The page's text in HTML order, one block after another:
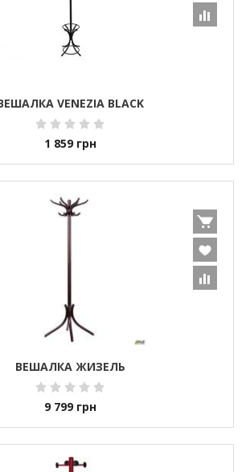
VENEZIA BLACK
1 859 грн
ВЕШАЛКА ЖИЗЕЛЬ
9 799 грн